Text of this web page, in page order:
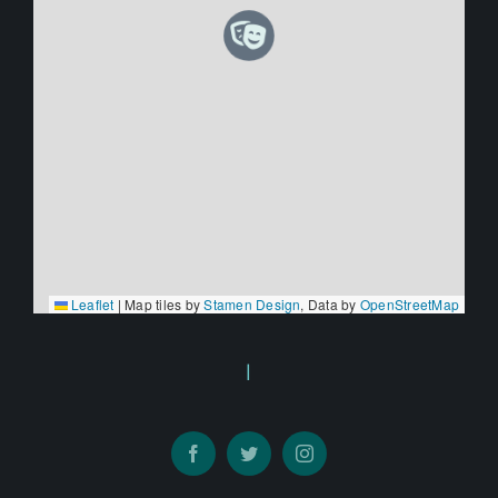
Leaflet | Map tiles byStamen Design, Data by OpenStreetMap
I